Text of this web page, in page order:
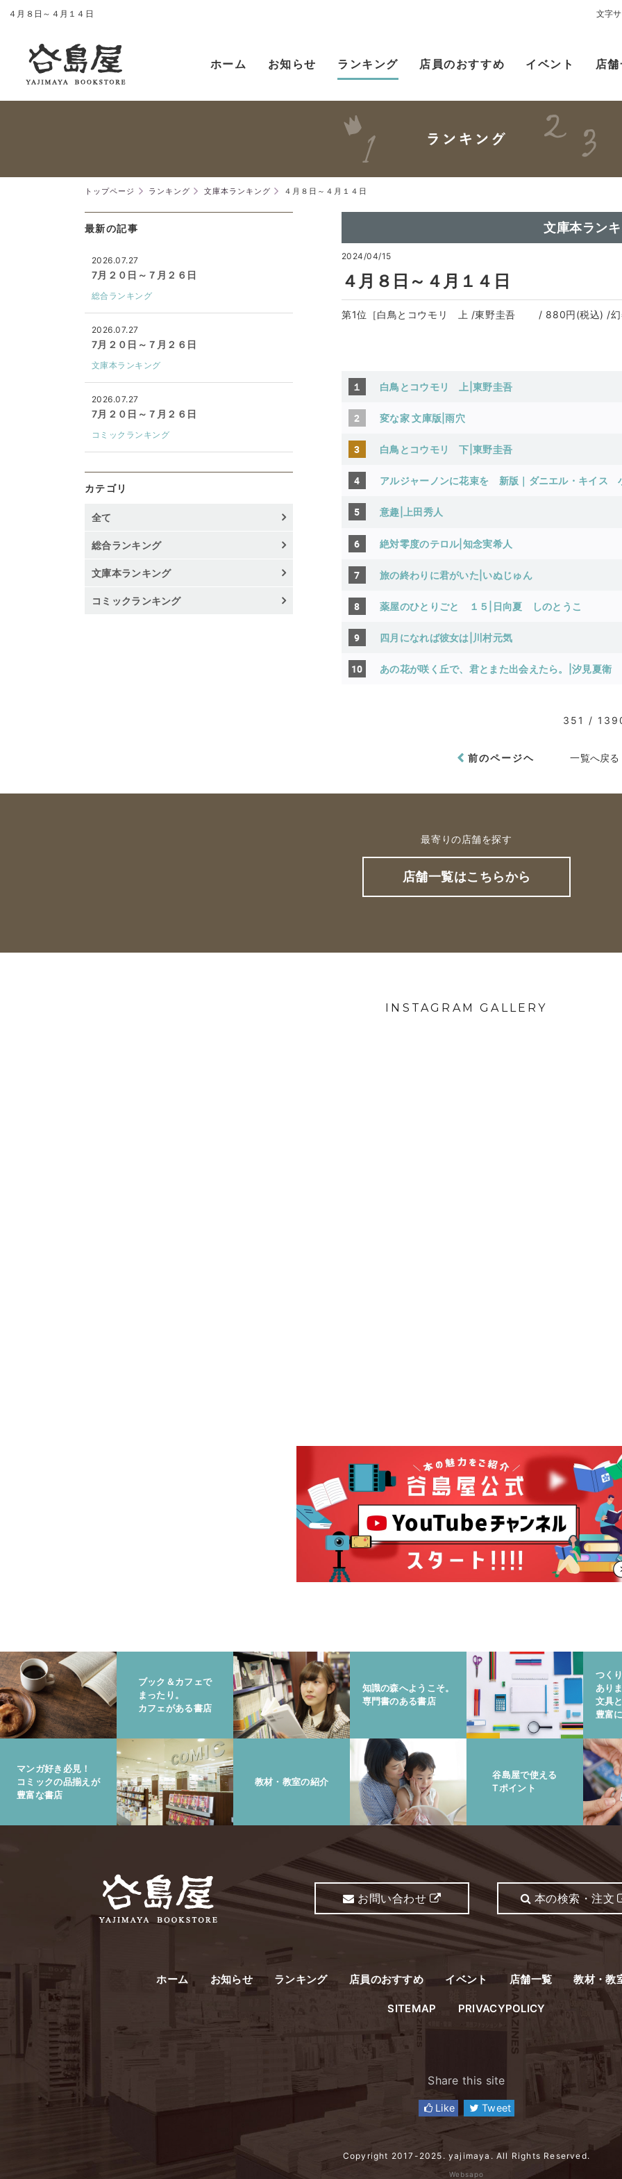
４月８日～４月１４日 文字
ホーム お知らせ ランキング 店員のおすすめ イベント 店
トップページ ランキング 文庫本ランキング ４月８日～４月１４日
文庫本ラン
2024/04/15
４月８日～４月１４日
第1位［白鳥とコウモリ 上 /東野圭吾 / 880円(税込) /幻冬
１ 白鳥とコウモリ 上|東野圭吾
2 変な家 文庫版|雨穴
3 白鳥とコウモリ 下 |東野圭吾
4 アルジャーノンに花束を 新版｜ダニエル・キイス
5 意趣|上田秀人
6 絶対零度のテロル|知念実希人
7 旅の終わりに君がいた|いぬじゅん
8 薬屋のひとりごと １５|日向夏 しのとうこ
9 四月になれば彼女は|川村元気
10 あの花が咲く丘で、君とまた出会えたら。|汐見夏衛
351 /
前のページヘ 一覧へ戻る
最新の記事
2026.07.27
7月２０日～７月２６日
総合ランキング
2026.07.27
7月２０日～７月２６日
文庫本ランキング
2026.07.27
7月２０日～７月２６日
コミックランキング
カテゴリ
全て
総合ランキング
文庫本ランキング
コミックランキング
最寄りの店舗を探す
店舗一覧はこちらから
INSTAGRAM GALLERY
ブック＆カフェで
まったり。
カフェがある書店
知識の森へようこそ。
専門書のある書店
つく
ありま
文具
豊富
マンガ好き必見！
コミックの品揃えが
豊富な書店
教材・教室の紹介
谷島屋で使える
Tポイント
お問い合わせ 本の検索・注文
ホーム お知らせ ランキング 店員のおすすめ イベント 店舗一覧 教材・教
SITEMAP PRIVACYPOLICY
Share this site
Like Tweet
Copyright 2017-2025. yajimaya. All Rights Reserved.
Websapo